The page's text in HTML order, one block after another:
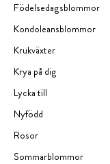
Födelsedagsblommor
Kondoleansblommor
Krukväxter
Krya på dig
Lycka till
Nyfödd
Rosor
Sommarblommor